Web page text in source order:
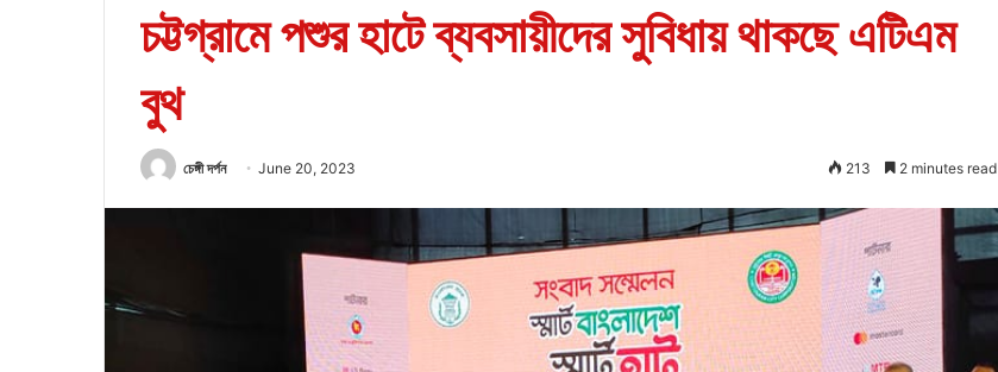
চট্টগ্রামে পশুর হাটে ব্যবসায়ীদের সুবিধায় থাকছে এটিএম
বুথ
চেঙ্গী দর্পন June 20, 2023 213 2 minutes read